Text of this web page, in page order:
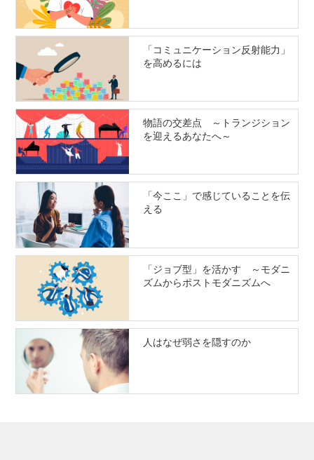
「コミュニケーション反射能力」
を高めるには
物語の交差点 ～トランジション
を迎えるあなたへ～
「今ここ」で感じていることを伝
える
「ジョブ型」を活かす ～モダニ
ズムからポストモダニズムへ
人はなぜ弱さを隠すのか